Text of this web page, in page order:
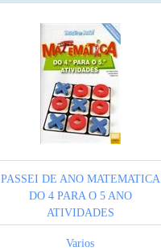
PASSEI DE ANO MATEMATICA
DO 4 PARA O 5 ANO
ATIVIDADES
Varios